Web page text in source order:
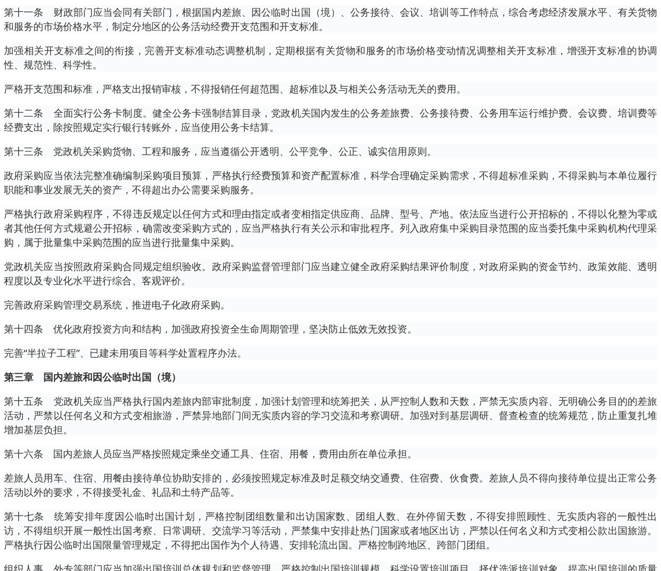
第十一条 财政部门应当会同有关部门，根据国内差旅、因公临时出国（境）、公务接待、会议、培训等工作特点，综合考虑经济发展水平、有关货物
和服务的市场价格水平，制定分地区的公务活动经费开支范围和开支标准。
加强相关开支标准之间的衔接，完善开支标准动态调整机制，定期根据有关货物和服务的市场价格变动情况调整相关开支标准，增强开支标准的协调
性、规范性、科学性。
严格开支范围和标准，严格支出报销审核，不得报销任何超范围、超标准以及与相关公务活动无关的费用。
第十二条 全面实行公务卡制度。健全公务卡强制结算目录，党政机关国内发生的公务差旅费、公务接待费、公务用车运行维护费、会议费、培训费等
经费支出，除按照规定实行银行转账外，应当使用公务卡结算。
第十三条 党政机关采购货物、工程和服务，应当遵循公开透明、公平竞争、公正、诚实信用原则。
政府采购应当依法完整准确编制采购项目预算，严格执行经费预算和资产配置标准，科学合理确定采购需求，不得超标准采购，不得采购与本单位履行
职能和事业发展无关的资产，不得超出办公需要采购服务。
严格执行政府采购程序，不得违反规定以任何方式和理由指定或者变相指定供应商、品牌、型号、产地。依法应当进行公开招标的，不得以化整为零或
者其他任何方式规避公开招标，确需改变采购方式的，应当严格执行有关公示和审批程序。列入政府集中采购目录范围的应当委托集中采购机构代理采
购，属于批量集中采购范围的应当进行批量集中采购。
党政机关应当按照政府采购合同规定组织验收。政府采购监督管理部门应当建立健全政府采购结果评价制度，对政府采购的资金节约、政策效能、透明
程度以及专业化水平进行综合、客观评价。
完善政府采购管理交易系统，推进电子化政府采购。
第十四条 优化政府投资方向和结构，加强政府投资全生命周期管理，坚决防止低效无效投资。
完善“半拉子工程”、已建未用项目等科学处置程序办法。
第三章 国内差旅和因公临时出国（境）
第十五条 党政机关应当严格执行国内差旅内部审批制度，加强计划管理和统筹把关，从严控制人数和天数，严禁无实质内容、无明确公务目的的差旅
活动，严禁以任何名义和方式变相旅游，严禁异地部门间无实质内容的学习交流和考察调研。加强对到基层调研、督查检查的统筹规范，防止重复扎堆
增加基层负担。
第十六条 国内差旅人员应当严格按照规定乘坐交通工具、住宿、用餐，费用由所在单位承担。
差旅人员用车、住宿、用餐由接待单位协助安排的，必须按照规定标准及时足额交纳交通费、住宿费、伙食费。差旅人员不得向接待单位提出正常公务
活动以外的要求，不得接受礼金、礼品和土特产品等。
第十七条 统筹安排年度因公临时出国计划，严格控制团组数量和出访国家数、团组人数、在外停留天数，不得安排照顾性、无实质内容的一般性出
访，不得组织开展一般性出国考察、日常调研、交流学习等活动，严禁集中安排赴热门国家或者地区出访，严禁以任何名义和方式变相公款出国旅游。
严格执行因公临时出国限量管理规定，不得把出国作为个人待遇、安排轮流出国。严格控制跨地区、跨部门团组。